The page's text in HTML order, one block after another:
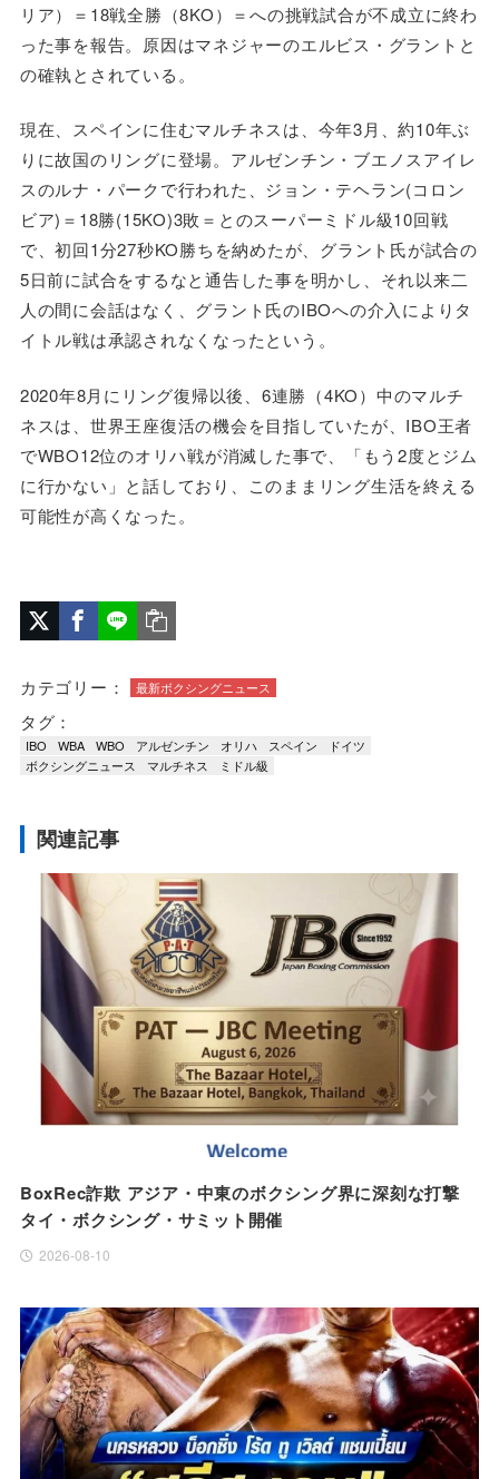
リア）＝18戦全勝（8KO）＝への挑戦試合が不成立に終わ
った事を報告。原因はマネジャーのエルビス・グラントと
の確執とされている。
現在、スペインに住むマルチネスは、今年3月、約10年ぶ
りに故国のリングに登場。アルゼンチン・ブエノスアイレ
スのルナ・パークで行われた、ジョン・テヘラン(コロン
ビア)＝18勝(15KO)3敗＝とのスーパーミドル級10回戦
で、初回1分27秒KO勝ちを納めたが、グラント氏が試合の
5日前に試合をするなと通告した事を明かし、それ以来二
人の間に会話はなく、グラント氏のIBOへの介入によりタ
イトル戦は承認されなくなったという。
2020年8月にリング復帰以後、6連勝（4KO）中のマルチ
ネスは、世界王座復活の機会を目指していたが、IBO王者
でWBO12位のオリハ戦が消滅した事で、「もう2度とジム
に行かない」と話しており、このままリング生活を終える
可能性が高くなった。
カテゴリー： 最新ボクシングニュース
タグ：
IBO WBA WBO アルゼンチン オリハ スペイン
ドイツ
ボクシングニュース
マルチネス ミドル級
関連記事
BoxRec詐欺 アジア・中東のボクシング界に深刻な打撃
タイ・ボクシング・サミット開催
2026-08-10